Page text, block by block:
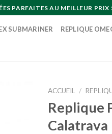
PARFAITES AU MEILLEUR
SUBMARINER REPLIQUE
ACCUEIL /
Replique
Calatrava